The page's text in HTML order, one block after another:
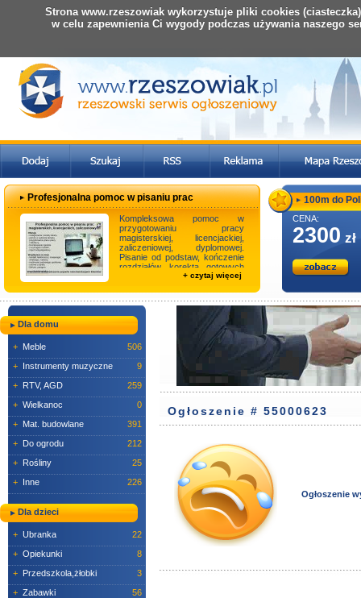
Profesjonalna pomoc w pisaniu prac
Kompleksowa pomoc w
przygotowaniu pracy
magisterskiej, licencjackiej,
zaliczeniowej, dyplomowej.
Pisanie od podstaw, kończenie
rozdziałów, korekta gotowych
prac, opracowanie badań ...
+ czytaj więcej
100m do
CENA:
2300 zł
Dla domu
+ Meble
506
+ Instrumenty muzyczne
9
+ RTV, AGD
259
+ Wielkanoc
0
+ Mat. budowlane
391
+ Do ogrodu
212
+ Rośliny
25
+ Inne 226
Dla dzieci
+ Ubranka
22
+ Opiekunki
8
+ Przedszkola,żłobki
3
+ Zabawki
56
Ogłoszenie # 55000623
Ogłoszenie
Strona www.rzeszowiak wykorzystuje pliki cookies
w celu zapewnienia Ci wygody podczas używania naszego